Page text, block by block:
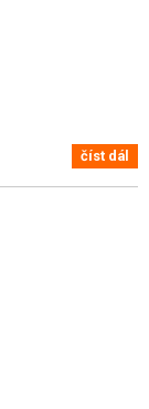
číst dál